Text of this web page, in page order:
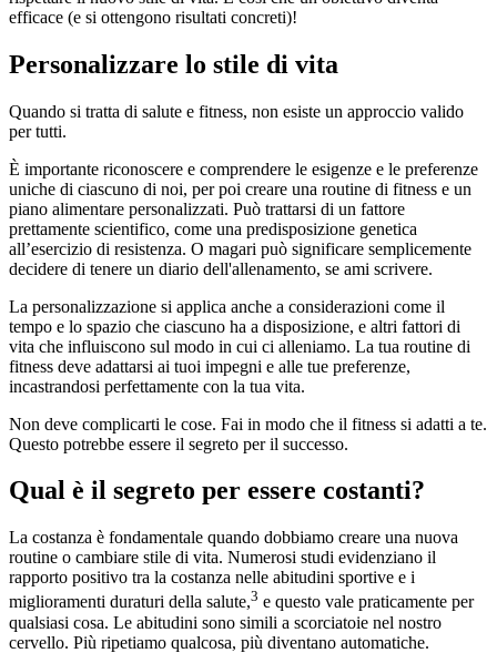
efficace (e si ottengono risultati concreti)!
Personalizzare lo stile di vita
Quando si tratta di salute e fitness, non esiste un approccio valido
per tutti.
È importante riconoscere e comprendere le esigenze e le preferenze
uniche di ciascuno di noi, per poi creare una routine di fitness e un
piano alimentare personalizzati. Può trattarsi di un fattore
prettamente scientifico, come una predisposizione genetica
all’esercizio di resistenza. O magari può significare semplicemente
decidere di tenere un diario dell'allenamento, se ami scrivere.
La personalizzazione si applica anche a considerazioni come il
tempo e lo spazio che ciascuno ha a disposizione, e altri fattori di
vita che influiscono sul modo in cui ci alleniamo. La tua routine di
fitness deve adattarsi ai tuoi impegni e alle tue preferenze,
incastrandosi perfettamente con la tua vita.
Non deve complicarti le cose. Fai in modo che il fitness si adatti a te.
Questo potrebbe essere il segreto per il successo.
Qual è il segreto per essere costanti?
La costanza è fondamentale quando dobbiamo creare una nuova
routine o cambiare stile di vita. Numerosi studi evidenziano il
rapporto positivo tra la costanza nelle abitudini sportive e i
miglioramenti duraturi della salute,3 e questo vale praticamente per
qualsiasi cosa. Le abitudini sono simili a scorciatoie nel nostro
cervello. Più ripetiamo qualcosa, più diventano automatiche.